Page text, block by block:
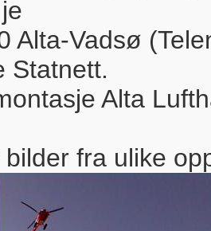
Alta-Vadsø
Statnett.
Alta
fra ulike